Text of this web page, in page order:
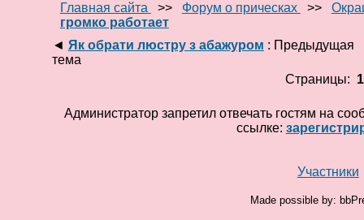
Главная сайта
>> Форум о прическах >>
громко работает
◄ Як обрати люстру з абажуром : Предыдущая
тема
Страницы: 1
Администратор запретил отвечать гостям на
ссылке:
Участники
Made possible by: